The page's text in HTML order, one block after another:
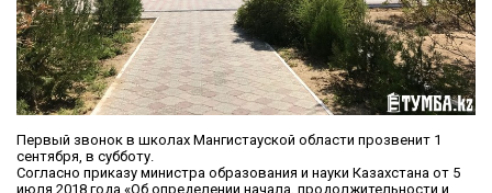
Первый звонок в школах Мангистауской области прозвенит 1
сентября, в субботу.
Согласно приказу министра образования и науки Казахстана от 5
июля 2018 года «Об определении начала, продолжительности и